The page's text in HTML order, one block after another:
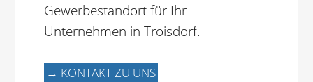
Gewerbestandort für Ihr
Unternehmen in Troisdorf.
→ KONTAKT ZU UNS